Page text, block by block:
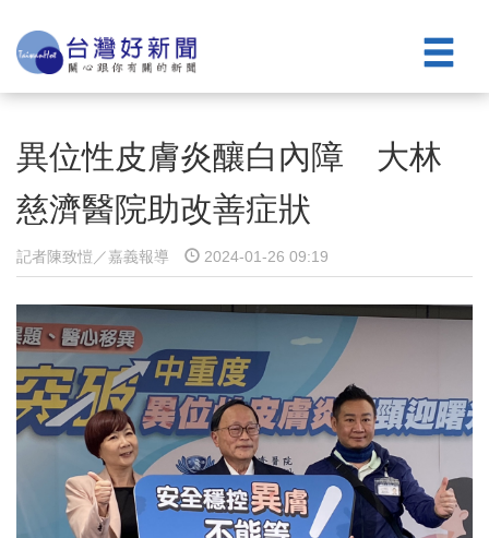
異位性皮膚炎釀白內障 大林
慈濟醫院助改善症狀
記者陳致愷／嘉義報導 2024-01-26 09:19